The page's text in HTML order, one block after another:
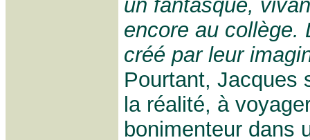
un fantasque,
encore au collège.
créé par leur
Pourtant, Jacques
la réalité, à
bonimenteur dans